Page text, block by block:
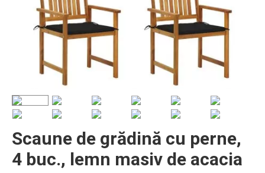
Scaune de grădină cu perne,
4 buc., lemn masiv de acacia